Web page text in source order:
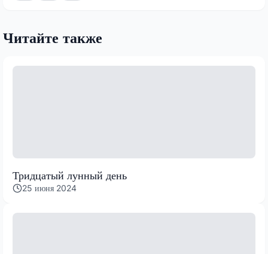
Читайте также
Тридцатый лунный день
25 июня 2024